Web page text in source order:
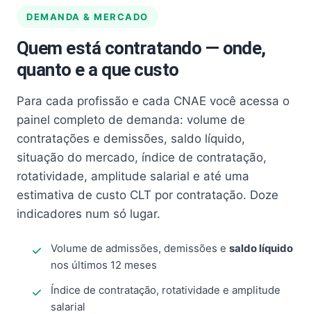
DEMANDA & MERCADO
Quem está contratando — onde,
quanto e a que custo
Para cada profissão e cada CNAE você acessa o
painel completo de demanda: volume de
contratações e demissões, saldo líquido,
situação do mercado, índice de contratação,
rotatividade, amplitude salarial e até uma
estimativa de custo CLT por contratação. Doze
indicadores num só lugar.
Volume de admissões, demissões e saldo líquido
nos últimos 12 meses
Índice de contratação, rotatividade e amplitude
salarial